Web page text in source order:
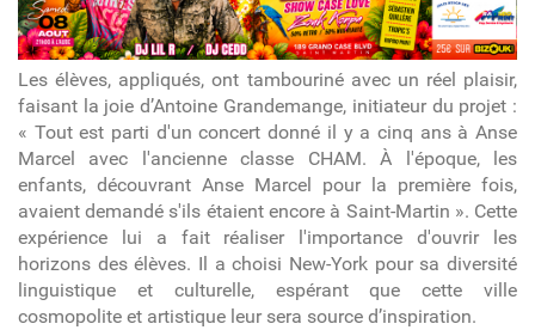
Les élèves, appliqués, ont tambouriné avec un réel plaisir,
faisant la joie d’Antoine Grandemange, initiateur du projet :
« Tout est parti d'un concert donné il y a cinq ans à Anse
Marcel avec l'ancienne classe CHAM. À l'époque, les
enfants, découvrant Anse Marcel pour la première fois,
avaient demandé s'ils étaient encore à Saint-Martin ». Cette
expérience lui a fait réaliser l'importance d'ouvrir les
horizons des élèves. Il a choisi New-York pour sa diversité
linguistique et culturelle, espérant que cette ville
cosmopolite et artistique leur sera source d’inspiration.